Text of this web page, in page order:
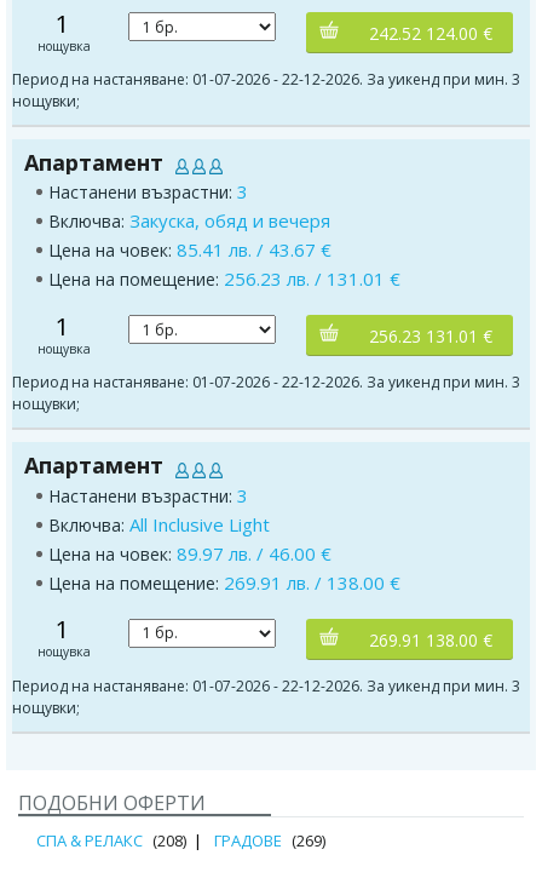
1
нощувка
242.52 124.00 €
Период на настаняване: 01-07-2026 - 22-12-2026. За уикенд при мин. 3
нощувки;
Апартамент
Настанени възрастни: 3
Включва: Закуска, обяд и вечеря
Цена на човек: 85.41 лв. / 43.67 €
Цена на помещение: 256.23 лв. / 131.01 €
1
нощувка
256.23 131.01 €
Период на настаняване: 01-07-2026 - 22-12-2026. За уикенд при мин. 3
нощувки;
Апартамент
Настанени възрастни: 3
Включва: All Inclusive Light
Цена на човек: 89.97 лв. / 46.00 €
Цена на помещение: 269.91 лв. / 138.00 €
1
нощувка
269.91 138.00 €
Период на настаняване: 01-07-2026 - 22-12-2026. За уикенд при мин. 3
нощувки;
ПОДОБНИ ОФЕРТИ
СПА & РЕЛАКС (208) ГРАДОВЕ (269)